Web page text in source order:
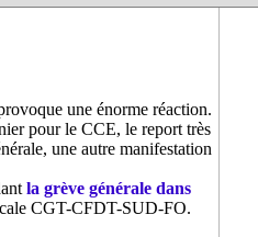
une énorme réaction.
pour le CCE, le report très
une autre manifestation
la grève générale dans
CGT-CFDT-SUD-FO.